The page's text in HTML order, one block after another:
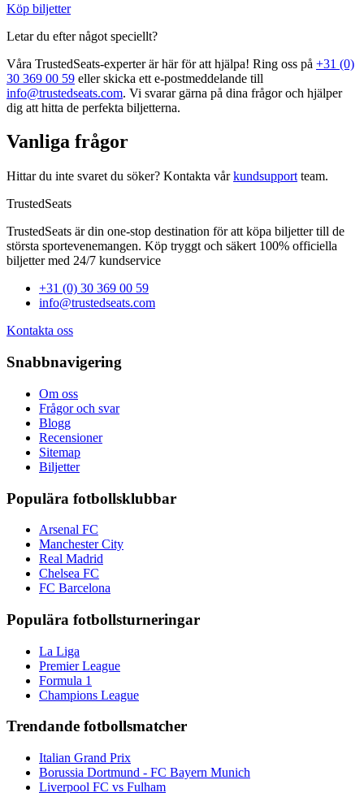
Köp biljetter
Letar du efter något speciellt?
Våra TrustedSeats‑experter är här för att hjälpa! Ring oss på +31 (0)
30 369 00 59 eller skicka ett e‑postmeddelande till
info@trustedseats.com. Vi svarar gärna på dina frågor och hjälper
dig att hitta de perfekta biljetterna.
Vanliga frågor
Hittar du inte svaret du söker? Kontakta vårkundsupport team.
TrustedSeats
TrustedSeats är din one-stop destination för att köpa biljetter till de
största sportevenemangen. Köp tryggt och säkert 100% officiella
biljetter med 24/7 kundservice
+31 (0) 30 369 00 59
info@trustedseats.com
Kontakta oss
Snabbnavigering
Om oss
Frågor och svar
Blogg
Recensioner
Sitemap
Biljetter
Populära fotbollsklubbar
Arsenal FC
Manchester City
Real Madrid
Chelsea FC
FC Barcelona
Populära fotbollsturneringar
La Liga
Premier League
Formula 1
Champions League
Trendande fotbollsmatcher
Italian Grand Prix
Borussia Dortmund - FC Bayern Munich
Liverpool FC vs Fulham